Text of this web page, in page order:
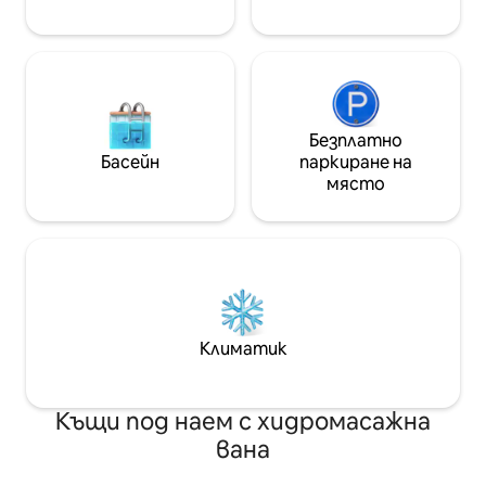
Басейн
Безплатно
паркиране на
място
Климатик
Къщи под наем с хидромасажна
вана